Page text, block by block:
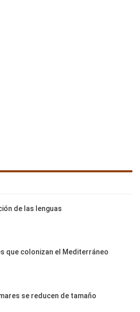
de las lenguas
que colonizan el Mediterráneo
se reducen de tamaño